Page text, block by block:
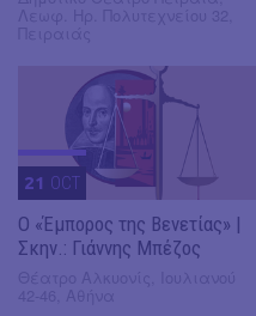
21 OCT
Ο «Έμπορος της Βενετίας» |
Σκην.: Γιάννης Μπέζος